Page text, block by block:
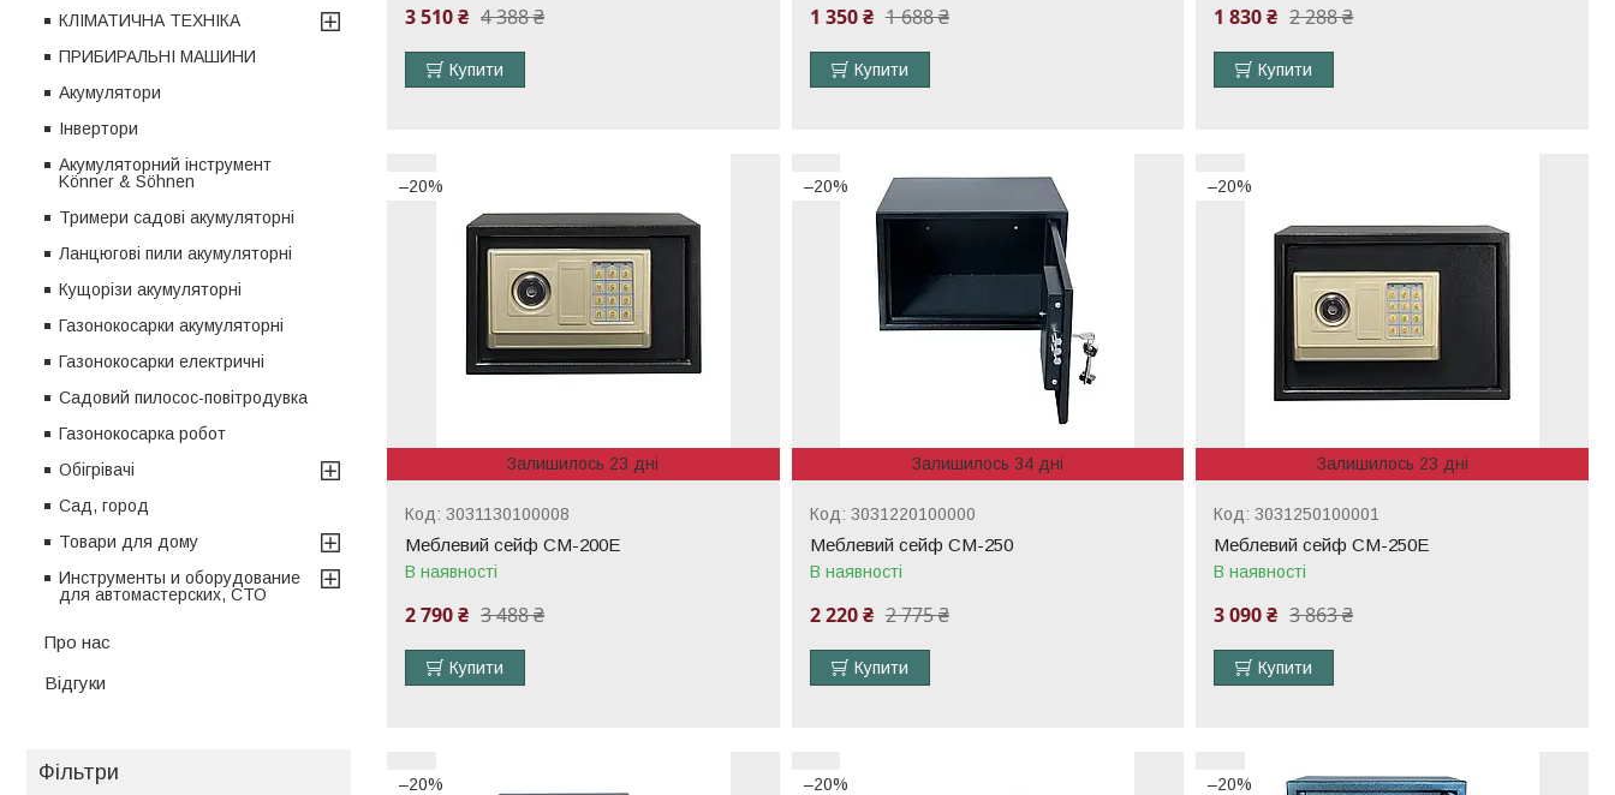
4 388 ₴
3 510 ₴
Купити
1 688 ₴
1 350 ₴
Купити
2 288 ₴
1 830 ₴
Купити
–20%
Залишилось 23 дні
3031130100008
Меблевий сейф СМ-200Е
В наявності
3 488 ₴
2 790 ₴
Купити
–20%
Залишилось 34 дні
3031220100000
Меблевий сейф СМ-250
В наявності
2 775 ₴
2 220 ₴
Купити
–20%
Залишилось 23 дні
3031250100001
Меблевий сейф СМ-250Е
В наявності
3 863 ₴
3 090 ₴
Купити
–20% –20% –20%
КЛІМАТИЧНА ТЕХНІКА
ПРИБИРАЛЬНІ МАШИНИ
Акумулятори
Інвертори
Акумуляторний інструмент
Könner & Söhnen
Тримери садові акумуляторні
Ланцюгові пили акумуляторні
Кущорізи акумуляторні
Газонокосарки акумуляторні
Газонокосарки електричні
Садовий пилосос-повітродувка
Газонокосарка робот
Обігрівачі
Сад, город
Товари для дому
Инструменты и оборудование
для автомастерских, СТО
Про нас
Відгуки
Фільтри